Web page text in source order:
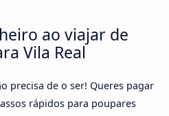
ao viajar de
Vila Real
precisa de o ser! Queres pagar
rápidos para poupares